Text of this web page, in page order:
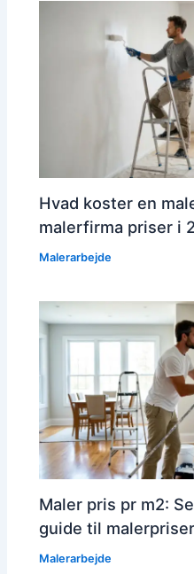
Hvad koster en
malerfirma priser i
Malerarbejde
Maler pris pr m2:
guide til
Malerarbejde